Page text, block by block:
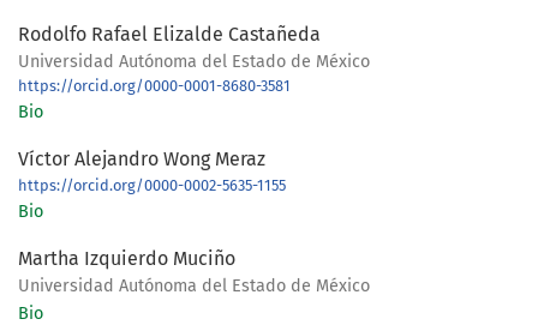
Rodolfo Rafael Elizalde Castañeda
Universidad Autónoma del Estado de México
https://orcid.org/0000-0001-8680-3581
Bio
Víctor Alejandro Wong Meraz
https://orcid.org/0000-0002-5635-1155
Bio
Martha Izquierdo Muciño
Universidad Autónoma del Estado de México
Bio